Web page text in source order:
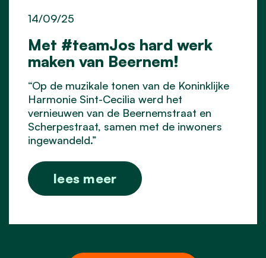
Met #teamJos hard werk
maken van Beernem!
14/09/25
“Op de muzikale tonen van de Koninklijke
Harmonie Sint-Cecilia werd het
vernieuwen van de Beernemstraat en
Scherpestraat, samen met de inwoners
ingewandeld.”
lees meer